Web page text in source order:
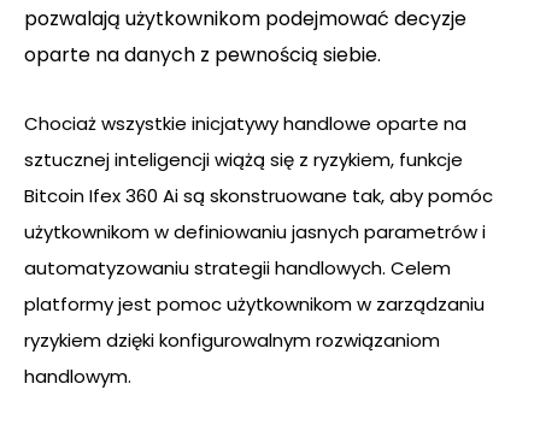
pozwalają użytkownikom podejmować decyzje
oparte na danych z pewnością siebie.
Chociaż wszystkie inicjatywy handlowe oparte na
sztucznej inteligencji wiążą się z ryzykiem, funkcje
Bitcoin Ifex 360 Ai są skonstruowane tak, aby pomóc
użytkownikom w definiowaniu jasnych parametrów i
automatyzowaniu strategii handlowych. Celem
platformy jest pomoc użytkownikom w zarządzaniu
ryzykiem dzięki konfigurowalnym rozwiązaniom
handlowym.